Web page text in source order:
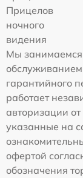
Прицелов
ночного
видения
Мы занимаемся
гарантийного
работает
авторизации
указанные на
офертой
обозначения